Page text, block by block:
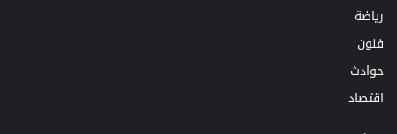
رياضة
فنون
حوادث
اقتصاد